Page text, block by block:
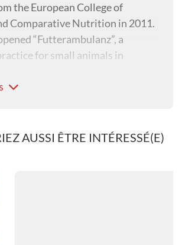
the European College of
Comparative Nutrition in 2011.
“Futterambulanz”, a
for small animals in
and co-editor in chief of the
AUSSI ÊTRE INTÉRESSÉ(E)